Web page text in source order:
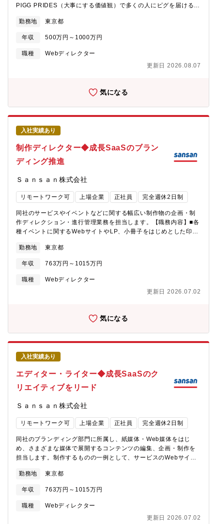
PIGG PRIDES（大事にする価値観）で多くの人にピグを届けるた
グが開始してから、ピグブランドを活用としたサービスを複数立
ち上げ、グロースしてきた実績があります。現在注力している
「ピグパーティ」は9年目のサービスですが、会員数1000万を突
破し、アバター市場でグロースし続けています。現在、2024年中
り、ピグの目指したい世界を実現しながら、市場を代表するプラ
9月にブログからスタートし、ピグ、マンガ、占い、ドットマネー
と様々なサービスを生み出し続け、今では会員数6500万/月間来訪
者数(MAU)2200万という社会的インフラサービスと言える規模に
まで成長してきました。「つくる、つむぐ、つづく、Ameba
LIFE」をブランドビジョンとして掲げ、「人と情報をつなぎ、暮
らしが豊かに育ちつづけるための機会を提供する。」を我々のミ
ッションとしています。Ameba事業本部では、「基幹事業」とな
る■アメーバブログ開発運営事業■芸能人、有名人ブログ事業■アメ
ーバブログ広告マネタイズ事業また新しいチャレンジとして
プロダクト開発■D2C事業などAmebaというメディアを軸に、
様々な新規事業を展開しています。【チームの文化や体制】1人1
人が大きなプロジェクト開発を複数担当責任を持ち、日々開発を
出身のプロダクトマネージャーから新卒のディレクターまで
Ameba事業本部の中でも様々な強みを持ったディレクターやプロ
ジェクトマネージャーがいるため、個人の特性を最大限活かしな
がらキャリアアップすることができます。また、同じ職種同士で
とができるのも特長です。ブログだからこそできるタレントと連
技術を活用した機能開発など開発できる幅が多いので日々学び大
き環境です。実装メンバーも優秀かつ成果のために協力しあえる
ものづくりやりたかったけど・・・・など、まだ悩んでいるとい
勤務地 東京都
年収 500万円～1000万円
職種
Webディレクター
更新日 2026.08.07
気になる
入社実績あり
制作ディレクター◆成長SaaSのブラン
ディング推進
Ｓａｎｓａｎ株式会社
リモートワーク可 上場企業 正社員 完全週休2日制
同社のサービスやイベントなどに関する幅広い制作物の企画・制
作ディレクション・進行管理業務を担当します。【職務内容】■各
種イベントに関するWebサイトやLP、小冊子をはじめとした印刷
じめとした販促ツール全般の企画・制作進行■サービスに関連した
Webサイトや各種コンテンツなどの企画・制作※ 担当業務は個人
の特性やキャリア・経験などを踏まえて決定します。【本ポジシ
ョンの魅力】■大規模なイベントや施策、キャンペーンから自社の
を問わず、幅広い領域でクリエイティブを担当できます。■クリエ
程に初期段階から携わることができます。■自社サービスのブラン
ディングを担当するため、自身が手掛けた制作物が最終的に事業
貢献するところまで成果を追求することができます。■ブランディ
ング部門に所属し、マーケティング部門をはじめとしたさまざま
な部門と連携しながら業務に取り組むことができます。■所属部門
には、デザイナーやディレクター、コピーライター、エディタ
ー、フロントエンドエンジニアといったクリエイター職のメンバ
ーが在籍しており、一緒にクリエイティブの制作に取り組むこと
ができます。
勤務地 東京都
年収 763万円～1015万円
職種
Webディレクター
更新日 2026.07.02
気になる
入社実績あり
エディター・ライター◆成長SaaSのク
リエイティブをリード
Ｓａｎｓａｎ株式会社
リモートワーク可 上場企業 正社員 完全週休2日制
同社のブランディング部門に所属し、紙媒体・Web媒体をはじ
め、さまざまな媒体で展開するコンテンツの編集、企画・制作を
担当します。制作するものの一例として、サービスのWebサイ
などのダウンロードコンテンツ、運営するメディアに掲載する記
事コンテンツ、イベント配布用の冊子などがあります。【担当す
る業務】■クリエイティブコンセプトの企画・開発、それに付随す
る制作業務全般■原稿執筆やコピーライティングなど、ライティン
ケティング、PRなどを目的としたWebサイト、パンフレット、各
勤務地 東京都
年収 763万円～1015万円
職種
Webディレクター
更新日 2026.07.02